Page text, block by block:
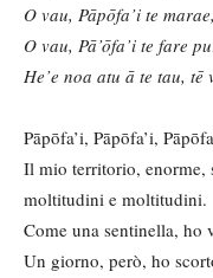
O vau, Pāpōfa’i te marae,
O vau, Pā’ōfa’i te fare
He’e noa atu ā te tau, tē
Pāpōfa’i, Pāpōfa’i,
Il mio territorio, enorme,
moltitudini e moltitudini.
Come una sentinella, ho
Un giorno, però, ho